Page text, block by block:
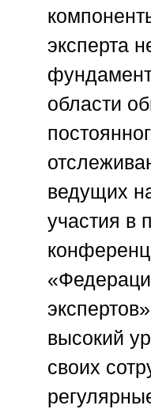
эксперта
области
ведущих
участия в
экспертов»
высокий
своих